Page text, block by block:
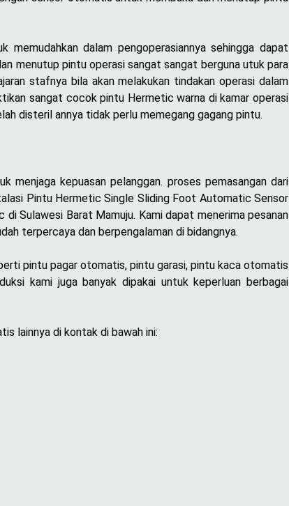
memudahkan dalam pengoperasiannya sehingga dapat
menutup pintu operasi sangat sangat berguna utuk para
stafnya bila akan melakukan tindakan operasi dalam
sangat cocok pintu Hermetic warna di kamar operasi
disteril annya tidak perlu memegang gagang pintu.
menjaga kepuasan pelanggan. proses pemasangan dari
Pintu Hermetic Single Sliding Foot Automatic Sensor
Sulawesi Barat Mamuju. Kami dapat menerima pesanan
terpercaya dan berpengalaman di bidangnya.
pintu pagar otomatis, pintu garasi, pintu kaca otomatis
kami juga banyak dipakai untuk keperluan berbagai
lainnya di kontak di bawah ini: